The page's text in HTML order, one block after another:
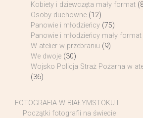
Kobiety i dziewczęta mały format
Osoby duchowne (12)
Panowie i młodzieńcy (75)
Panowie i młodzieńcy mały format
W atelier w przebraniu (9)
We dwoje (30)
Wojsko Policja Straż Pożarna w
(36)
FOTOGRAFIA W BIAŁYMSTOKU I
Początki fotografii na świecie